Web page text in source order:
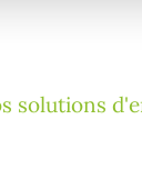
solutions